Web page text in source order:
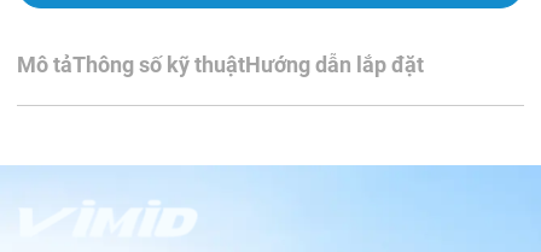
Mô tảThông số kỹ thuậtHướng dẫn lắp đặt